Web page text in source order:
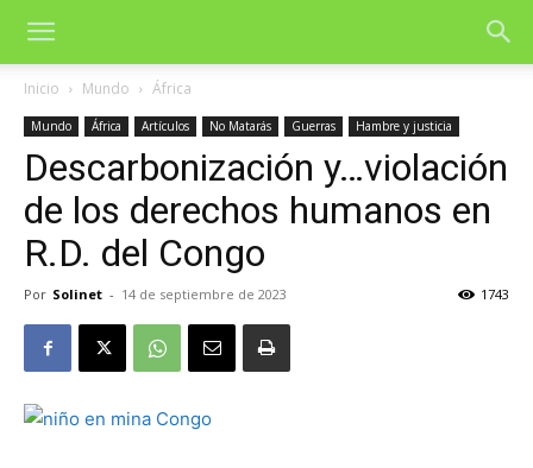
Inicio Mundo África
Mundo África Artículos No Matarás Guerras Hambre y justicia
Descarbonización y…violación
de los derechos humanos en
R.D. del Congo
Por Solinet - 14 de septiembre de 2023 1743